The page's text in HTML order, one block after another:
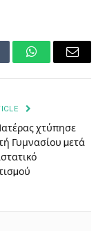
WhatsAppEmail
χτύπησε
Γυμνασίου µετά